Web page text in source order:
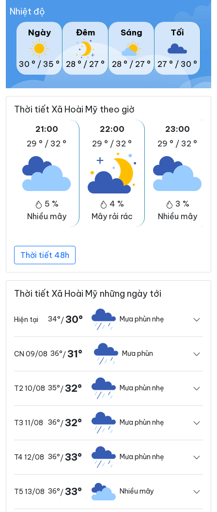
Nhiệt độ
Ngày
30 ° / 35 °
Đêm
28 ° / 27 °
Sáng
28 ° / 27 °
Tối
27 ° / 30 °
Thời tiết Xã Hoài Mỹ theo giờ
21:00
29 ° / 32 °
5 %
Nhiều mây
22:00
29 ° / 32 °
4 %
Mây rải rác
23:00
29 ° / 32 °
3 %
Nhiều mây
Thời tiết 48h
Thời tiết Xã Hoài Mỹ những ngày tới
Hiện tại 34°/30° Mưa phùn nhẹ
CN 09/08 36°/31° Mưa phùn
T2 10/08 35°/32° Mưa phùn nhẹ
T3 11/08 36°/32° Mưa phùn nhẹ
T4 12/08 36°/33° Mưa phùn nhẹ
T5 13/08 36°/33° Nhiều mây